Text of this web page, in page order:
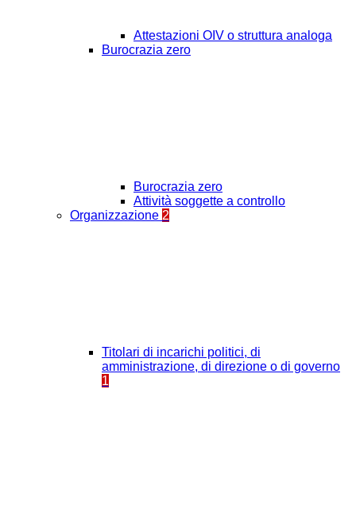
Attestazioni OIV o struttura analoga
Burocrazia zero
Burocrazia zero
Attività soggette a controllo
Organizzazione 2
Titolari di incarichi politici, di
amministrazione, di direzione o di governo
1